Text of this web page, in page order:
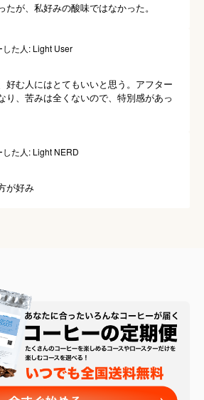
たが、私好みの酸味ではなかった。
した人: Light User
好む人にはとてもいいと思う。アフター
り、苦みは全くないので、特別感があっ
した人: Light NERD
が好み